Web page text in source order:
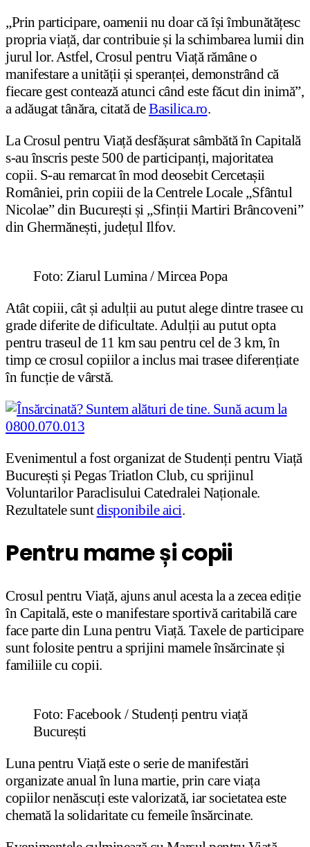
„Prin participare, oamenii nu doar că își îmbunătă­țesc
propria viață, dar contribuie și la schimbarea lumii din
jurul lor. Astfel, Crosul pentru Viață rămâne o
manifestare a unității și speranței, demonstrând că
fiecare gest contează atunci când este făcut din inimă”,
a adăugat tânăra, citată deBasilica.ro.
La Crosul pentru Viață desfășurat sâmbătă în Capitală
s-au înscris peste 500 de participanți, majoritatea
copii. S-au remarcat în mod deosebit Cercetașii
României, prin copiii de la Centrele Locale „Sfântul
Nicolae” din București și „Sfinții Martiri Brâncoveni”
din Ghermănești, județul Ilfov.
Foto: Ziarul Lumina / Mircea Popa
Atât copiii, cât și adulții au putut alege dintre trasee cu
grade diferite de dificultate. Adulții au putut opta
pentru traseul de 11 km sau pentru cel de 3 km, în
timp ce crosul copiilor a inclus mai trasee diferențiate
în funcție de vârstă.
Evenimentul a fost organizat de Studenți pentru Viață
București și Pegas Triatlon Club, cu sprijinul
Voluntarilor Paraclisului Catedralei Naționale.
Rezultatele suntdisponibile aici.
Pentru mame și copii
Crosul pentru Viață, ajuns anul acesta la a zecea ediție
în Capitală, este o manifestare sportivă caritabilă care
face parte din Luna pentru Viață. Taxele de participare
sunt folosite pentru a sprijini mamele însărcinate și
familiile cu copii.
Foto: Facebook / Studenți pentru viață
București
Luna pentru Viață este o serie de manifestări
organizate anual în luna martie, prin care viața
copiilor nenăscuți este valorizată, iar societatea este
chemată la solidaritate cu femeile însărcinate.